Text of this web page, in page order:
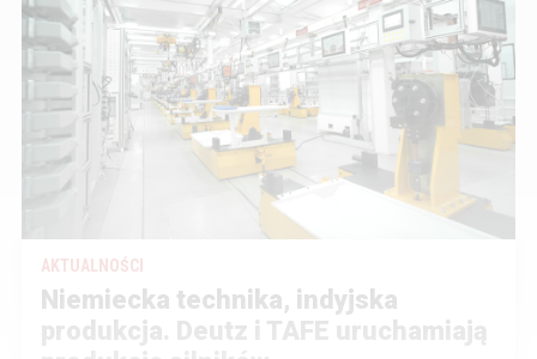
AKTUALNOŚCI
Niemiecka technika, indyjska
produkcja. Deutz i TAFE uruchamiają